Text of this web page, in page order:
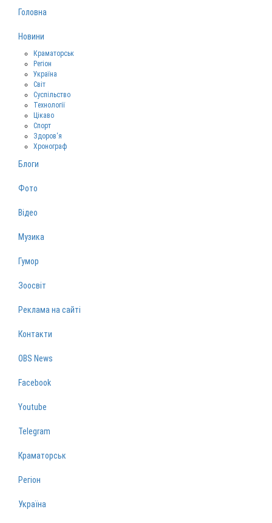
Головна
Новини
Краматорськ
Регіон
Україна
Світ
Суспільство
Технології
Цікаво
Спорт
Здоров‘я
Хронограф
Блоги
Фото
Відео
Музика
Гумор
Зоосвіт
Реклама на сайті
Контакти
OBS News
Facebook
Youtube
Telegram
Краматорськ
Регіон
Україна